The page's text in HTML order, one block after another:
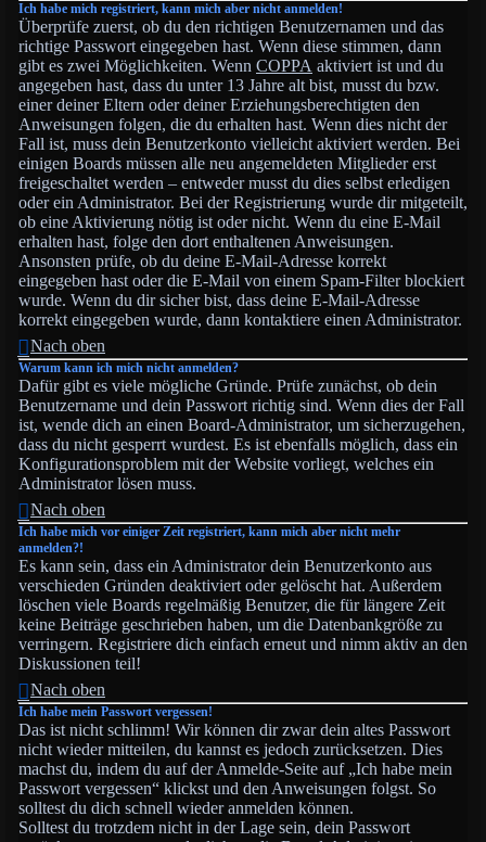
Ich habe mich registriert, kann mich aber nicht anmelden!
Überprüfe zuerst, ob du den richtigen Benutzernamen und das
richtige Passwort eingegeben hast. Wenn diese stimmen, dann
gibt es zwei Möglichkeiten. Wenn COPPA aktiviert ist und du
angegeben hast, dass du unter 13 Jahre alt bist, musst du bzw.
einer deiner Eltern oder deiner Erziehungsberechtigten den
Anweisungen folgen, die du erhalten hast. Wenn dies nicht der
Fall ist, muss dein Benutzerkonto vielleicht aktiviert werden. Bei
einigen Boards müssen alle neu angemeldeten Mitglieder erst
freigeschaltet werden – entweder musst du dies selbst erledigen
oder ein Administrator. Bei der Registrierung wurde dir mitgeteilt,
ob eine Aktivierung nötig ist oder nicht. Wenn du eine E-Mail
erhalten hast, folge den dort enthaltenen Anweisungen.
Ansonsten prüfe, ob du deine E-Mail-Adresse korrekt
eingegeben hast oder die E-Mail von einem Spam-Filter blockiert
wurde. Wenn du dir sicher bist, dass deine E-Mail-Adresse
korrekt eingegeben wurde, dann kontaktiere einen Administrator.
Nach oben
Warum kann ich mich nicht anmelden?
Dafür gibt es viele mögliche Gründe. Prüfe zunächst, ob dein
Benutzername und dein Passwort richtig sind. Wenn dies der Fall
ist, wende dich an einen Board-Administrator, um sicherzugehen,
dass du nicht gesperrt wurdest. Es ist ebenfalls möglich, dass ein
Konfigurationsproblem mit der Website vorliegt, welches ein
Administrator lösen muss.
Nach oben
Ich habe mich vor einiger Zeit registriert, kann mich aber nicht mehr
anmelden?!
Es kann sein, dass ein Administrator dein Benutzerkonto aus
verschieden Gründen deaktiviert oder gelöscht hat. Außerdem
löschen viele Boards regelmäßig Benutzer, die für längere Zeit
keine Beiträge geschrieben haben, um die Datenbankgröße zu
verringern. Registriere dich einfach erneut und nimm aktiv an den
Diskussionen teil!
Nach oben
Ich habe mein Passwort vergessen!
Das ist nicht schlimm! Wir können dir zwar dein altes Passwort
nicht wieder mitteilen, du kannst es jedoch zurücksetzen. Dies
machst du, indem du auf der Anmelde-Seite auf „Ich habe mein
Passwort vergessen“ klickst und den Anweisungen folgst. So
solltest du dich schnell wieder anmelden können.
Solltest du trotzdem nicht in der Lage sein, dein Passwort